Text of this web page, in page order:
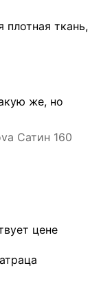
плотная ткань,
же, но
Сатин 160
цене